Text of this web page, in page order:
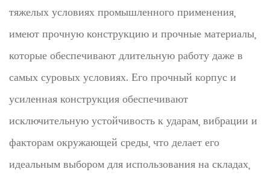
тяжелых условиях промышленного применения,
имеют прочную конструкцию и прочные материалы,
которые обеспечивают длительную работу даже в
самых суровых условиях. Его прочный корпус и
усиленная конструкция обеспечивают
исключительную устойчивость к ударам, вибрации и
факторам окружающей среды, что делает его
идеальным выбором для использования на складах,